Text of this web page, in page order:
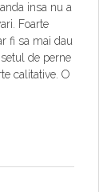
insa nu a
Foarte
fi sa mai dau
de perne
calitative. O